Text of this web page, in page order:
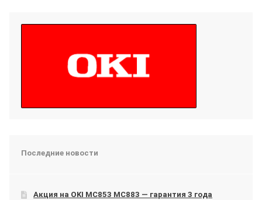
Последние новости
Акция на OKI МС853 МС883 — гарантия 3 года